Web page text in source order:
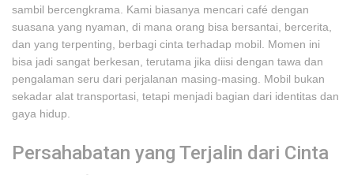
sambil bercengkrama. Kami biasanya mencari café dengan
suasana yang nyaman, di mana orang bisa bersantai, bercerita,
dan yang terpenting, berbagi cinta terhadap mobil. Momen ini
bisa jadi sangat berkesan, terutama jika diisi dengan tawa dan
pengalaman seru dari perjalanan masing-masing. Mobil bukan
sekadar alat transportasi, tetapi menjadi bagian dari identitas dan
gaya hidup.
Persahabatan yang Terjalin dari Cinta